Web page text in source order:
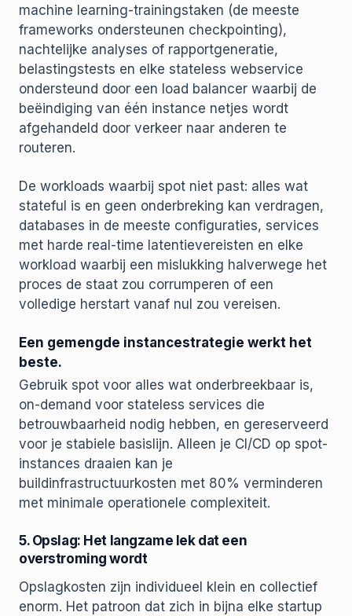
machine learning-trainingstaken (de meeste
frameworks ondersteunen checkpointing),
nachtelijke analyses of rapportgeneratie,
belastingstests en elke stateless webservice
ondersteund door een load balancer waarbij de
beëindiging van één instance netjes wordt
afgehandeld door verkeer naar anderen te
routeren.
De workloads waarbij spot niet past: alles wat
stateful is en geen onderbreking kan verdragen,
databases in de meeste configuraties, services
met harde real-time latentievereisten en elke
workload waarbij een mislukking halverwege het
proces de staat zou corrumperen of een
volledige herstart vanaf nul zou vereisen.
Een gemengde instancestrategie werkt het
beste.
Gebruik spot voor alles wat onderbreekbaar is,
on-demand voor stateless services die
betrouwbaarheid nodig hebben, en gereserveerd
voor je stabiele basislijn. Alleen je CI/CD op spot-
instances draaien kan je
buildinfrastructuurkosten met 80% verminderen
met minimale operationele complexiteit.
5. Opslag: Het langzame lek dat een
overstroming wordt
Opslagkosten zijn individueel klein en collectief
enorm. Het patroon dat zich in bijna elke startup